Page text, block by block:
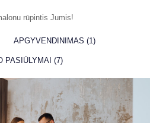
rūpintis Jumis!
APGYVENDINIMAS (1)
PASIŪLYMAI (7)